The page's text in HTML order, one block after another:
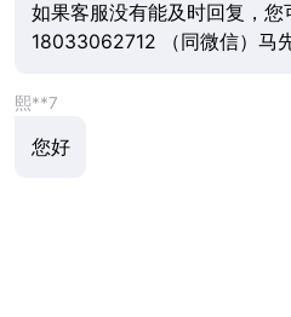
如果客服没有能及时回复，您
18033062712 （同微信）马
熙**7
您好